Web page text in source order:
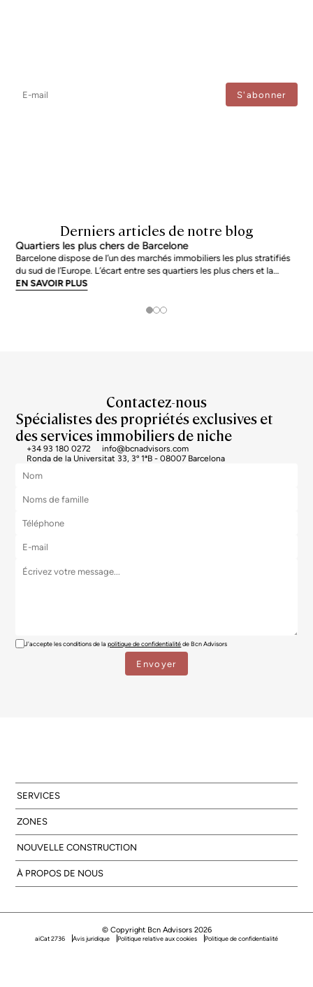
Derniers articles de notre blog
Quartiers les plus chers de Barcelone
Barcelone dispose de l’un des marchés immobiliers les plus stratifiés
du sud de l’Europe. L’écart entre ses quartiers les plus chers et la
moyenne de la ville n’est pas marginal : en juin 2026, les adresses les
EN SAVOIR PLUS
Contactez-nous
Spécialistes des propriétés exclusives et
des services immobiliers de niche
+34 93 180 0272
info@bcnadvisors.com
Ronda de la Universitat 33, 3º 1ªB - 08007 Barcelona
J'accepte les conditions de lapolitique de confidentialitéde Bcn Advisors
SERVICES
ZONES
NOUVELLE CONSTRUCTION
À PROPOS DE NOUS
© Copyright Bcn Advisors 2026
aiCat 2736 Avis juridique Politique relative aux cookies Politique de confidentialité